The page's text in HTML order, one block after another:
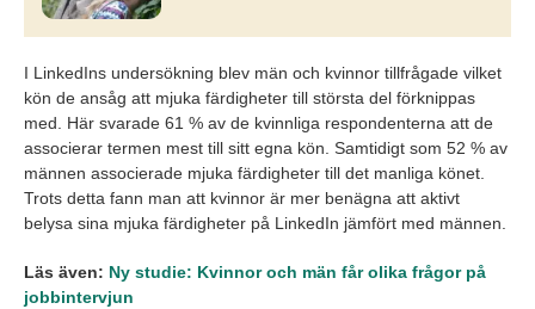
I LinkedIns undersökning blev män och kvinnor tillfrågade vilket
kön de ansåg att mjuka färdigheter till största del förknippas
med. Här svarade 61 % av de kvinnliga respondenterna att de
associerar termen mest till sitt egna kön. Samtidigt som 52 % av
männen associerade mjuka färdigheter till det manliga könet.
Trots detta fann man att kvinnor är mer benägna att aktivt
belysa sina mjuka färdigheter på LinkedIn jämfört med männen.
Läs även: Ny studie: Kvinnor och män får olika frågor på
jobbintervjun